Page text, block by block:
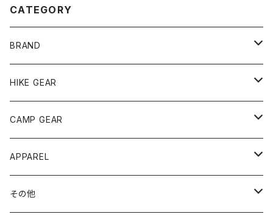
CATEGORY
BRAND
andwander
ANOBA
AO COOLERS
asobito
HIKE GEAR
テント、シェルター
バックパック
ポーチ／サコッシュ
CAMP GEAR
テント、タープ
テント、シェルター
スリーピングギア
APPAREL
トップス
その他